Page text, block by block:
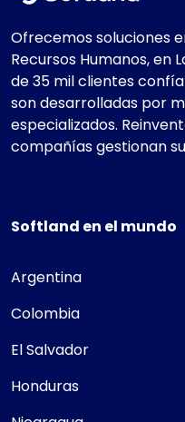
Ofrecemos soluciones
Recursos Humanos, en
de 35 mil clientes
son desarrolladas por
especializados.
compañías gestionan
Softland en el mundo
Argentina
Colombia
El Salvador
Honduras